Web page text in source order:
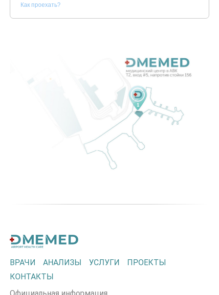
Как проехать?
ВРАЧИ АНАЛИЗЫ УСЛУГИ
ПРОЕКТЫ
КОНТАКТЫ